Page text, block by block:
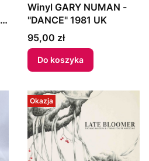
Winyl GARY NUMAN -
"DANCE" 1981 UK
Cena
95,00 zł
Do koszyka
Okazja